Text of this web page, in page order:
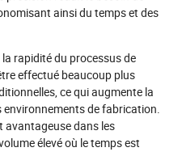
ainsi du temps et des
rapidité du processus de
effectué beaucoup plus
ce qui augmente la
de fabrication.
avantageuse dans les
élevé où le temps est